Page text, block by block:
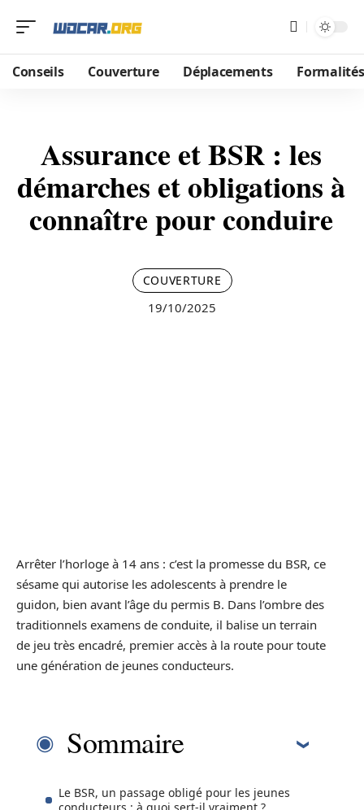
Conseils Couverture Déplacements Formalités
Assurance et BSR : les
démarches et obligations à
connaître pour conduire
COUVERTURE
19/10/2025
Arrêter l’horloge à 14 ans : c’est la promesse du BSR, ce
sésame qui autorise les adolescents à prendre le
guidon, bien avant l’âge du permis B. Dans l’ombre des
traditionnels examens de conduite, il balise un terrain
de jeu très encadré, premier accès à la route pour toute
une génération de jeunes conducteurs.
Sommaire
Le BSR, un passage obligé pour les jeunes